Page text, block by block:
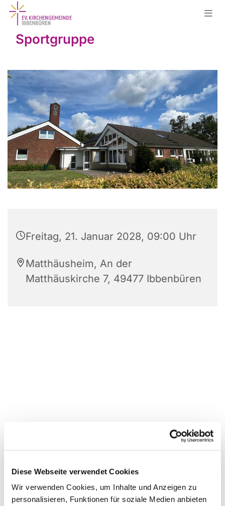
Diese Webseite verwendet Cookies
Wir verwenden Cookies, um Inhalte und Anzeigen zu
personalisieren, Funktionen für soziale Medien anbieten
Sportgruppe
Freitag, 21. Januar 2028, 09:00 Uhr
Matthäusheim, An der
Matthäuskirche 7, 49477 Ibbenbüren